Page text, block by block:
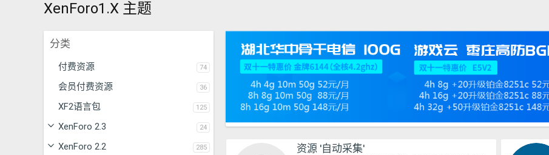
XenForo1.X 主题
分类
付费资源 74
会员付费资源 36
XF2语言包 125
XenForo 2.3 24
XenForo 2.2 285
资源 'RM附加网盘' 资源 '自动采集'